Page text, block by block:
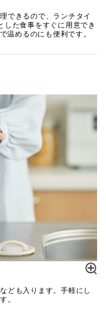
できるので、ランチタイ
した食事をすぐに用意でき
温めるのにも便利です。
ども入ります。手軽にし
。